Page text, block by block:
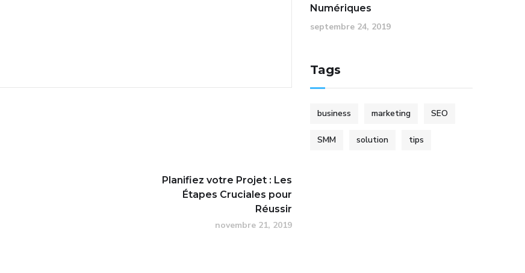
Planifiez votre Projet : Les
Étapes Cruciales pour
Réussir
novembre 21, 2019
Numériques
septembre 24, 2019
Tags
business marketing SEO
SMM solution tips